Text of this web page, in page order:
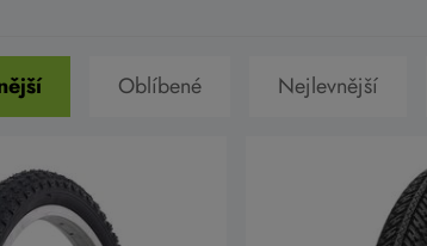
Oblíbené Nejlevnější